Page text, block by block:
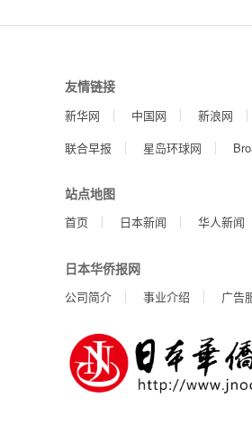
友情链接
新华网 中国网 新浪网
联合早报
星岛环球网
站点地图
首页 日本新闻 华人新闻
日本华侨报网
公司简介 事业介绍 广告